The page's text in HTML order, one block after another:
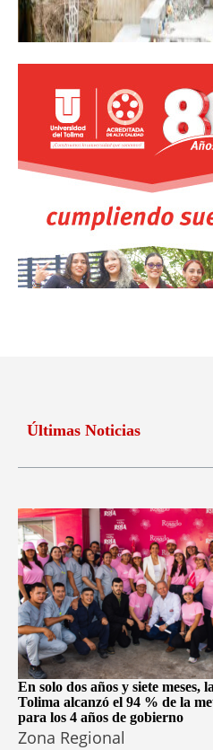
Últimas Noticias
En solo dos años y siete meses,
Tolima alcanzó el 94 % de la
para los 4 años de gobierno
Zona Regional